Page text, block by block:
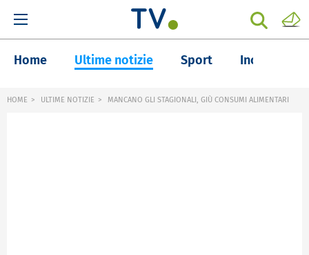
Home Ultime notizie Sport Inchieste
HOME ULTIME NOTIZIE MANCANO GLI STAGIONALI, GIÙ CONSUMI ALIMENTARI